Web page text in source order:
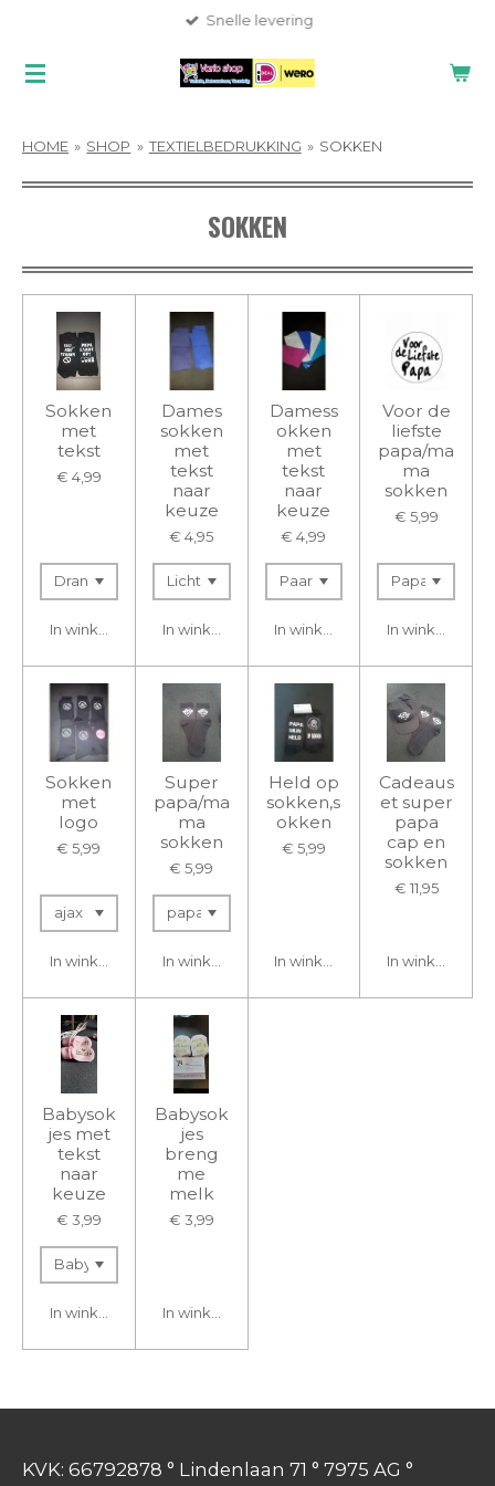
naar
Snelle levering
HOME » SHOP » TEXTIELBEDRUKKING » SOKKEN
SOKKEN
Sokken
met
tekst
€ 4,99
In winkelwagen
Dames
sokken
met
tekst
naar
keuze
€ 4,95
In winkelwagen
Damess
okken
met
tekst
naar
keuze
€ 4,99
In winkelwagen
Voor de
liefste
papa/ma
ma
sokken
€ 5,99
In
Sokken
met
logo
€ 5,99
In winkelwagen
Super
papa/ma
ma
sokken
€ 5,99
In winkelwagen
Held op
sokken,s
okken
€ 5,99
In winkelwagen
Cadeaus
et super
papa
cap en
sokken
€ 11,95
In
Babysok
jes met
tekst
naar
keuze
€ 3,99
In winkelwagen
Babysok
jes
breng
me
melk
€ 3,99
In winkelwagen
KVK: 66792878 ° Lindenlaan 71 ° 7975 AG °